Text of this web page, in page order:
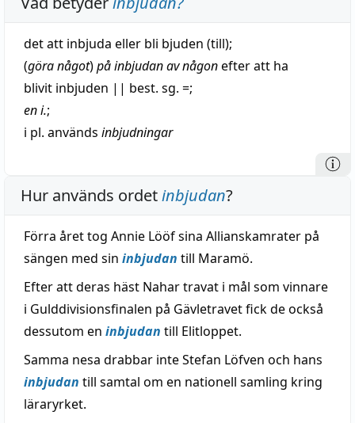
det att inbjuda eller bli bjuden (till);
(göra något)på inbjudan av någonefter att ha
blivit inbjuden || best. sg. =;
en i.;
i pl. används inbjudningar
Hur används ordetinbjudan?
Förra året tog Annie Lööf sina Allianskamrater på
sängen med sin inbjudan till Maramö.
Efter att deras häst Nahar travat i mål som vinnare
i Gulddivisionsfinalen på Gävletravet fick de också
dessutom en inbjudan till Elitloppet.
Samma nesa drabbar inte Stefan Löfven och hans
inbjudan till samtal om en nationell samling kring
läraryrket.